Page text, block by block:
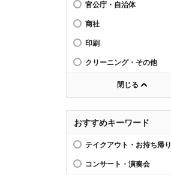
官公庁・自治体
商社
印刷
クリーニング・その他
閉じる
おすすめキーワード
テイクアウト・お持ち帰り
コンサート・演奏会